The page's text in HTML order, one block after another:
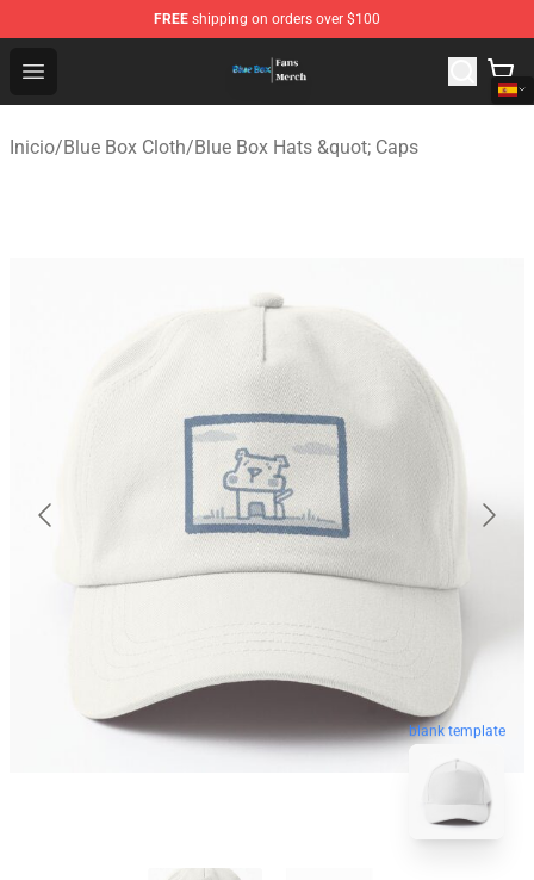
FREE shipping on orders over $100
Open menu
Blue Box Store - Official Blue Box Merchandise Shop
Inicio/Blue Box Cloth/Blue Box Hats &quot; Caps
blank template